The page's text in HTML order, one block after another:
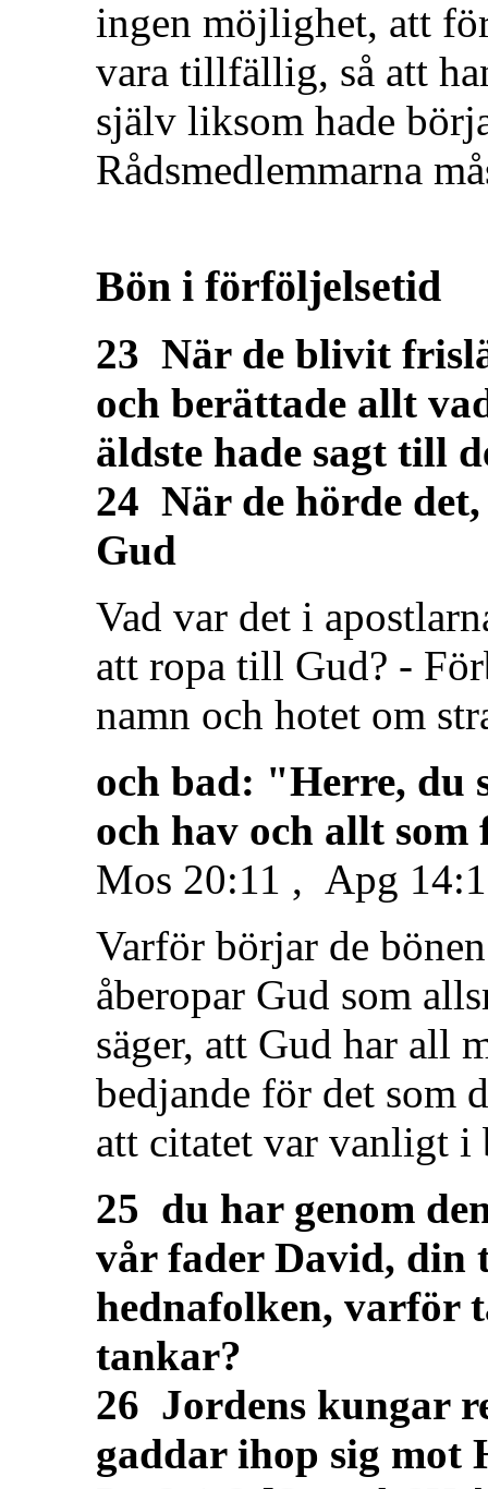
ingen möjlighet, att
vara tillfällig, så att
själv liksom hade
Rådsmedlemmarna
Bön i förföljelsetid
23 När de blivit
och berättade allt
äldste hade sagt till
24 När de hörde
Gud
Vad var det i
att ropa till Gud? -
namn och hotet om
och bad: "Herre, du
och hav och allt
Mos 20:11 , Apg
Varför börjar de
åberopar Gud som
säger, att Gud har all
bedjande för det som
att citatet var vanligt i
25 du har genom
vår fader David, din
hednafolken, varför
tankar?
26 Jordens kungar
gaddar ihop sig mot